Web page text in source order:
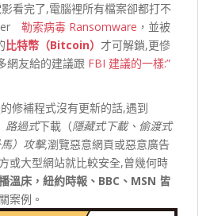
看完了,電腦裡所有檔案卻都打不
勒索病毒 Ransomware ，並被
比特幣 （Bitcoin） 才可解鎖,更慘
網友給的建議跟 FBI 建議的一樣:”
修補程式沒有更新的話,遇到
路過式下載（隱藏式下載、偷渡式
）攻擊,瀏覽惡意網頁或惡意廣告
或大型網站就比較安全,曾幾何時
溫床，紐約時報、 BBC 、 MSN 皆
案例。